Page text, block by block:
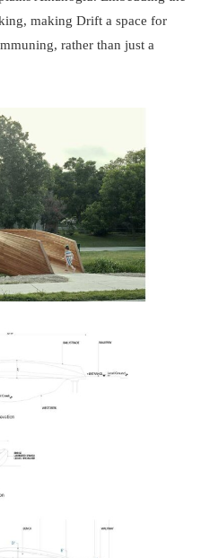
making Drift a space for
rather than just a